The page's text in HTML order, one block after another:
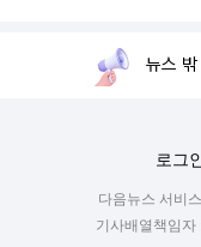
뉴스 밖
로그
다음뉴스 서비
기사배열책임자